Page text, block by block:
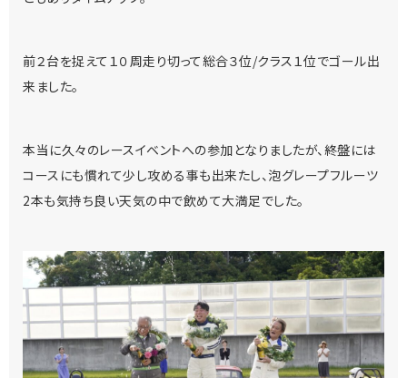
前２台を捉えて１０周走り切って総合３位/クラス１位でゴール出
来ました。
本当に久々のレースイベントへの参加となりましたが、終盤には
コースにも慣れて少し攻める事も出来たし、泡グレープフルーツ
2本も気持ち良い天気の中で飲めて大満足でした。